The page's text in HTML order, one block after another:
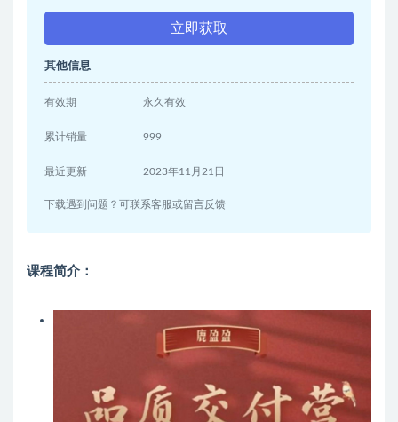
立即获取
其他信息
有效期 永久有效
累计销量 999
最近更新 2023年11月21日
下载遇到问题？可联系客服或留言反馈
课程简介：